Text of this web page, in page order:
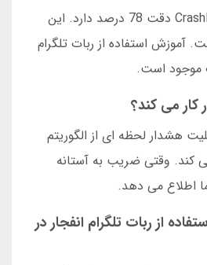
بله، ربات @CrashBotOfficial دقت 78 درصد دارد. این
آموزش استفاده از ربات تلگرام
موجود است.
می کند؟
هشدار لحظه ای از الگوریتم
کند. وقتی ضریب به آستانه
اطلاع می دهد.
از ربات تلگرام انفجار در